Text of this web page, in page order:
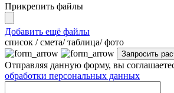
Прикрепить файлы
Добавить ещё файлы
cписок / смета/ таблица/ фото
Отправляя данную форму, вы
обработки персональных данных